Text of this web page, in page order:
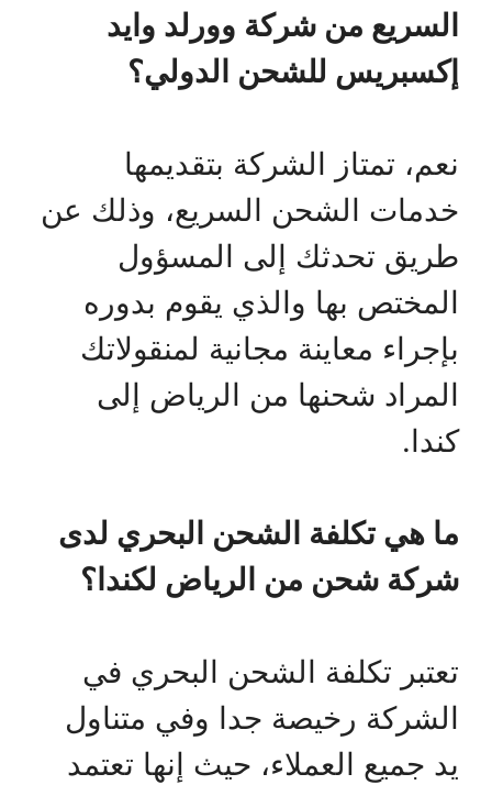
السريع من شركة وورلد وايد
إكسبريس للشحن الدولي؟
نعم، تمتاز الشركة بتقديمها
خدمات الشحن السريع، وذلك عن
طريق تحدثك إلى المسؤول
المختص بها والذي يقوم بدوره
بإجراء معاينة مجانية لمنقولاتك
المراد شحنها من الرياض إلى
كندا.
ما هي تكلفة الشحن البحري لدى
شركة شحن من الرياض لكندا؟
تعتبر تكلفة الشحن البحري في
الشركة رخيصة جدا وفي متناول
يد جميع العملاء، حيث إنها تعتمد